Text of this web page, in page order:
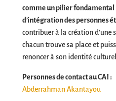
comme un pilier fondamental
d’intégration des personnes
contribuer à la création d’une
chacun trouve sa place et
renoncer à son identité
Personnes de contact au CAI :
Abderrahman Akantayou